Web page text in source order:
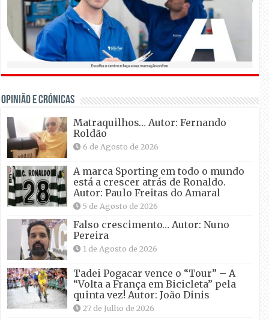
OPINIÃO E CRÓNICAS
Matraquilhos… Autor: Fernando
Roldão
6 de Agosto de 2026
A marca Sporting em todo o mundo
está a crescer atrás de Ronaldo.
Autor: Paulo Freitas do Amaral
5 de Agosto de 2026
Falso crescimento… Autor: Nuno
Pereira
1 de Agosto de 2026
Tadei Pogacar vence o “Tour” – A
“Volta a França em Bicicleta” pela
quinta vez! Autor: João Dinis
27 de Julho de 2026